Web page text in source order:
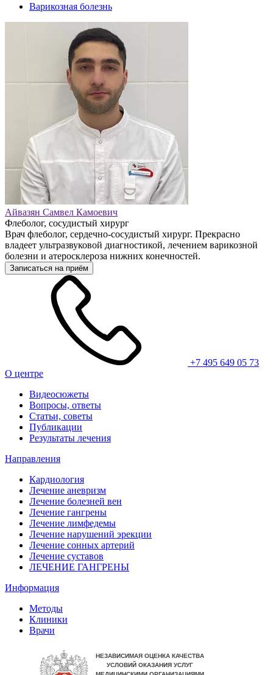
Варикозная болезнь
Айвазян Самвел Камоевич
Флеболог, сосудистый хирург
Врач флеболог, сердечно-сосудистый хирург. Прекрасно
владеет ультразвуковой диагностикой, лечением варикозной
болезни и атеросклероза нижних конечностей.
Записаться на приём
+7 495 649 05 73
О центре
Видеосюжеты
Вопросы, ответы
Статьи, советы
Публикации
Результаты лечения
Направления
Кардиология
Лечение аневризм
Лечение болезней вен
Лечение гангрены
Лечение лимфедемы
Лечение нарушений эрекции
Лечение сонных артерий
Лечение суставов
ЛЕЧЕНИЕ ГАНГРЕНЫ
Информация
Методы
Клиники
Врачи